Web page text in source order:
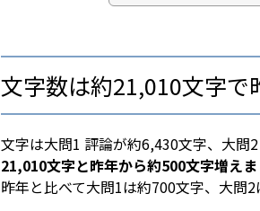
文字数は約21,010文字で
文字は大問1 評論が約6,430文字、大問
21,010文字と昨年から約500文字増えま
昨年と比べて大問1は約700文字、大問2